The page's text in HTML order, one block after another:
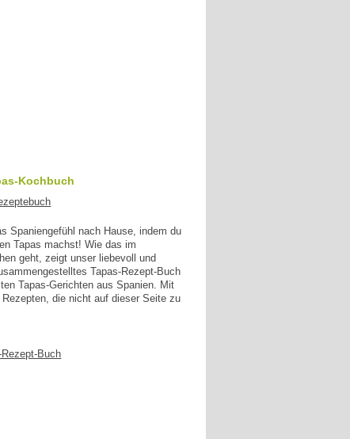
Kochbuch
Spaniengefühl nach Hause, indem du
Tapas machst! Wie das im
geht, zeigt unser liebevoll und
Tapas-Rezept-Buch
Tapas-Gerichten aus Spanien. Mit
die nicht auf dieser Seite zu
Buch